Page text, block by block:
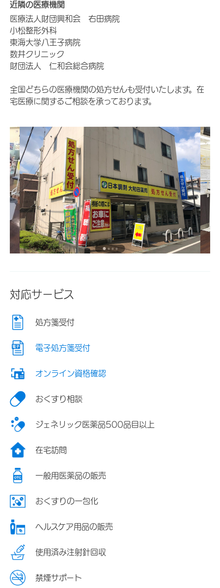
近隣の医療機関
医療法人財団興和会 右田病院
小松整形外科
東海大学八王子病院
数井クリニック
財団法人 仁和会総合病院
全国どちらの医療機関の処方せんも受付いたします。在
宅医療に関するご相談を承っております。
対応サービス
処方箋受付
電子処方箋受付
オンライン資格確認
おくすり相談
ジェネリック医薬品500品目以上
在宅訪問
一般用医薬品の販売
おくすりの一包化
ヘルスケア用品の販売
使用済み注射針回収
禁煙サポート